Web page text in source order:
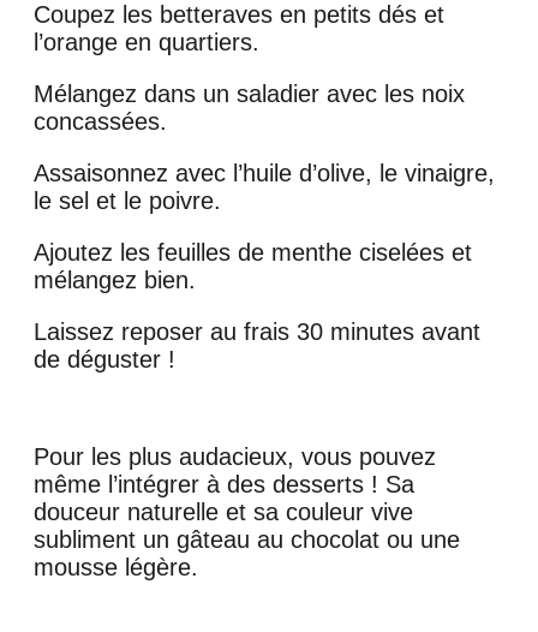
Coupez les betteraves en petits dés et
l’orange en quartiers.
Mélangez dans un saladier avec les noix
concassées.
Assaisonnez avec l’huile d’olive, le vinaigre,
le sel et le poivre.
Ajoutez les feuilles de menthe ciselées et
mélangez bien.
Laissez reposer au frais 30 minutes avant
de déguster !
Pour les plus audacieux, vous pouvez
même l’intégrer à des desserts ! Sa
douceur naturelle et sa couleur vive
subliment un gâteau au chocolat ou une
mousse légère.